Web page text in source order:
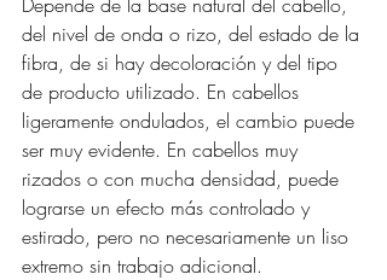
del nivel de onda o rizo, del estado de la
fibra, de si hay decoloración y del tipo
de producto utilizado. En cabellos
ligeramente ondulados, el cambio puede
ser muy evidente. En cabellos muy
rizados o con mucha densidad, puede
lograrse un efecto más controlado y
estirado, pero no necesariamente un liso
extremo sin trabajo adicional.